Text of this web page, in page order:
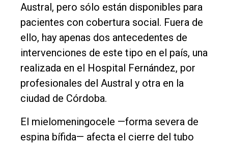
Austral, pero sólo están disponibles para
pacientes con cobertura social. Fuera de
ello, hay apenas dos antecedentes de
intervenciones de este tipo en el país, una
realizada en el Hospital Fernández, por
profesionales del Austral y otra en la
ciudad de Córdoba.
El mielomeningocele —forma severa de
espina bífida— afecta el cierre del tubo